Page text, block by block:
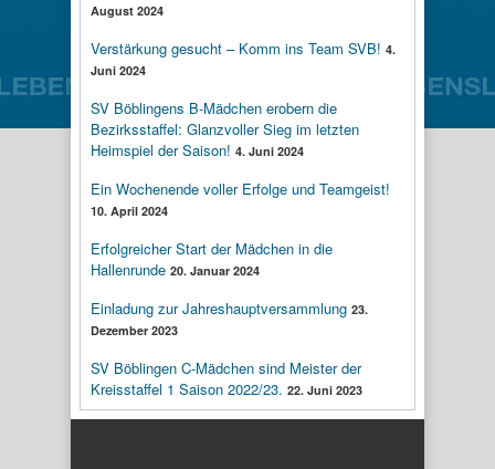
August 2024
Verstärkung gesucht – Komm ins Team SVB! 4.
Juni 2024
SV Böblingens B-Mädchen erobern die
Bezirksstaffel: Glanzvoller Sieg im letzten
Heimspiel der Saison! 4. Juni 2024
Ein Wochenende voller Erfolge und Teamgeist!
10. April 2024
Erfolgreicher Start der Mädchen in die
Hallenrunde 20. Januar 2024
Einladung zur Jahreshauptversammlung 23.
Dezember 2023
SV Böblingen C-Mädchen sind Meister der
Kreisstaffel 1 Saison 2022/23. 22. Juni 2023